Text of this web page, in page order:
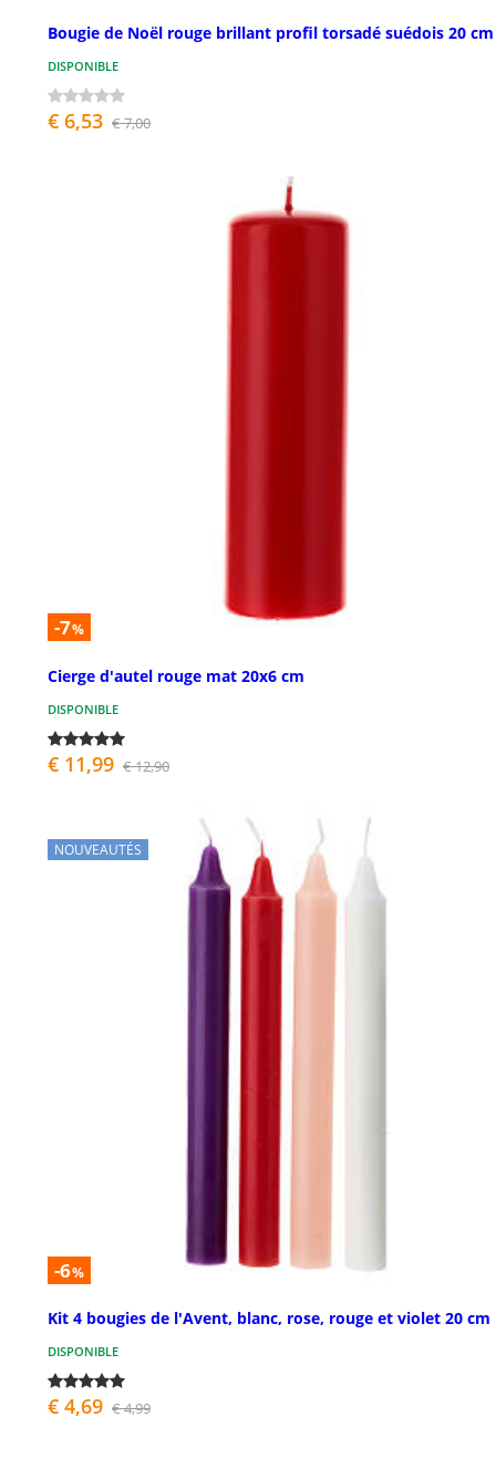
Bougie de Noël rouge brillant profil torsadé suédois 20 cm
DISPONIBLE
€ 6,53 € 7,00
-7%
Cierge d'autel rouge mat 20x6 cm
DISPONIBLE
€ 11,99 € 12,90
NOUVEAUTÉS
-6%
Kit 4 bougies de l'Avent, blanc, rose, rouge et violet 20 cm
DISPONIBLE
€ 4,69 € 4,99